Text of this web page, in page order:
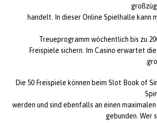
handelt. In dieser Online Spielhalle kann
Treueprogramm wöchentlich bis zu
Freispiele sichern. Im Casino erwartet
Die 50 Freispiele können beim Slot Book of
werden und sind ebenfalls an einen maximalen
gebunden. Wer